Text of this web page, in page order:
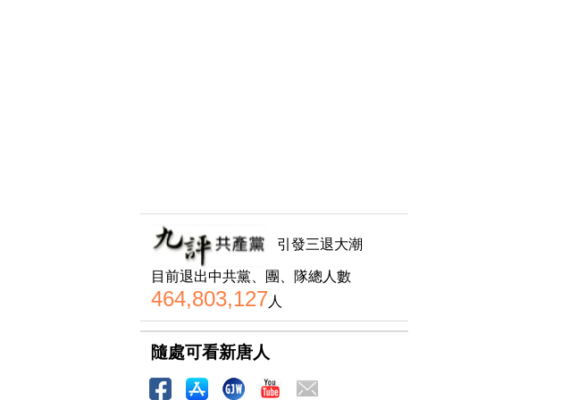
引發三退大潮
目前退出中共黨、團、隊總人數
464,803,127人
隨處可看新唐人